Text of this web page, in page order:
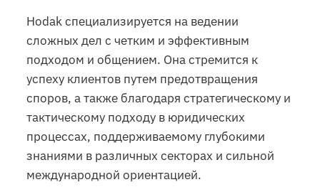
Hodak специализируется на ведении
сложных дел с четким и эффективным
подходом и общением. Она стремится к
успеху клиентов путем предотвращения
споров, а также благодаря стратегическому и
тактическому подходу в юридических
процессах, поддерживаемому глубокими
знаниями в различных секторах и сильной
международной ориентацией.